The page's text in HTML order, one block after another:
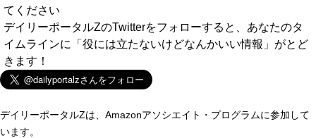
てください
デイリーポータルZのTwitterをフォローすると、あなたのタ
イムラインに「役には立たないけどなんかいい情報」がとど
きます！
デイリーポータルZは、Amazonアソシエイト・プログラムに参加して
います。